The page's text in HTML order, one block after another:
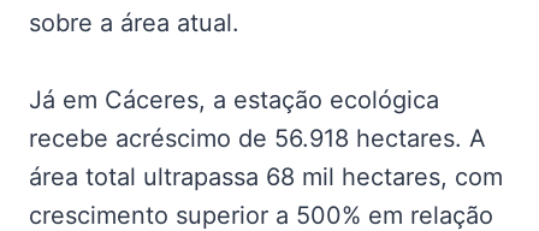
sobre a área atual.
Já em Cáceres, a estação ecológica
recebe acréscimo de 56.918 hectares. A
área total ultrapassa 68 mil hectares, com
crescimento superior a 500% em relação